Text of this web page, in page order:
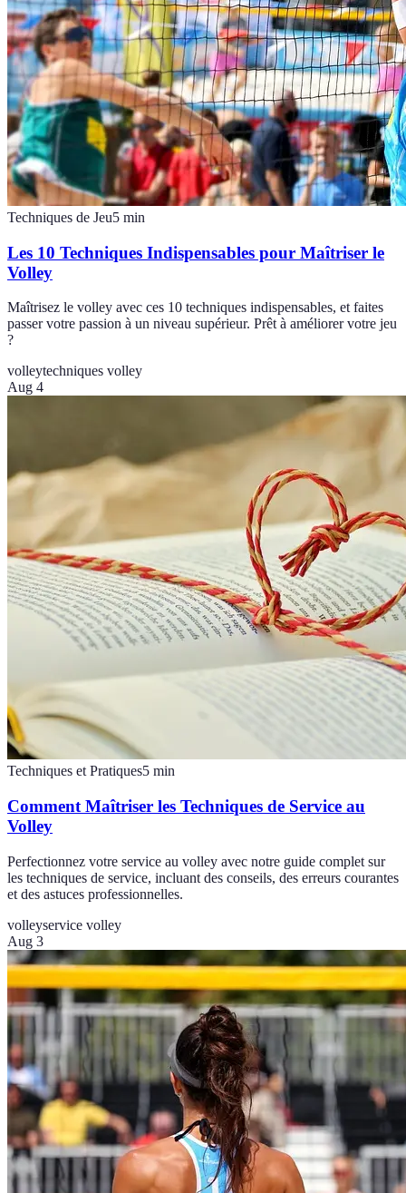
Techniques de Jeu5 min
Les 10 Techniques Indispensables pour Maîtriser le
Volley
Maîtrisez le volley avec ces 10 techniques indispensables, et faites
passer votre passion à un niveau supérieur. Prêt à améliorer votre jeu
?
volleytechniques volley
Aug 4
Techniques et Pratiques5 min
Comment Maîtriser les Techniques de Service au
Volley
Perfectionnez votre service au volley avec notre guide complet sur
les techniques de service, incluant des conseils, des erreurs courantes
et des astuces professionnelles.
volleyservice volley
Aug 3